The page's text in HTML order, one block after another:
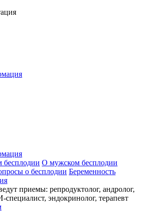
бесплодии О мужском бесплодии
о бесплодии Беременность
приемы: репродуктолог, андролог,
специалист, эндокринолог, терапевт